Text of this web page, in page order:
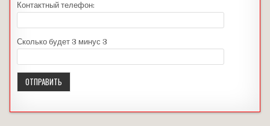
Контактный телефон:
Сколько будет 3 минус 3